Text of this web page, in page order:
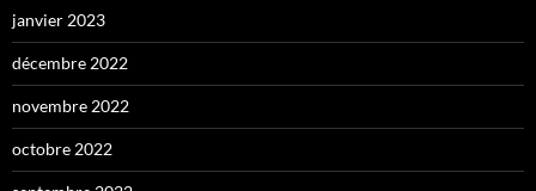
janvier 2023
décembre 2022
novembre 2022
octobre 2022